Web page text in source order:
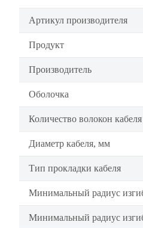
Артикул производителя
Продукт
Производитель
Оболочка
Количество волокон кабеля
Диаметр кабеля, мм
Тип прокладки кабеля
Минимальный радиус
Минимальный радиус